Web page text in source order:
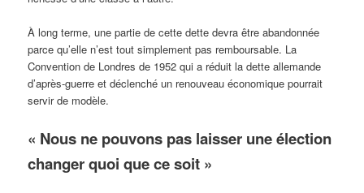
À long terme, une partie de cette dette devra être abandonnée
parce qu’elle n’est tout simplement pas remboursable. La
Convention de Londres de 1952 qui a réduit la dette allemande
d’après-guerre et déclenché un renouveau économique pourrait
servir de modèle.
« Nous ne pouvons pas laisser une élection
changer quoi que ce soit »